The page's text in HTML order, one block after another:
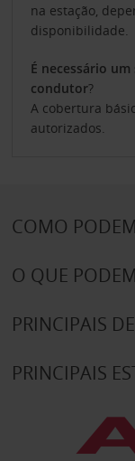
na estação,
disponibilidade.
É necessário
condutor?
A cobertura
autorizados.
COMO
O QUE
PRINCIPAIS
PRINCIPAIS